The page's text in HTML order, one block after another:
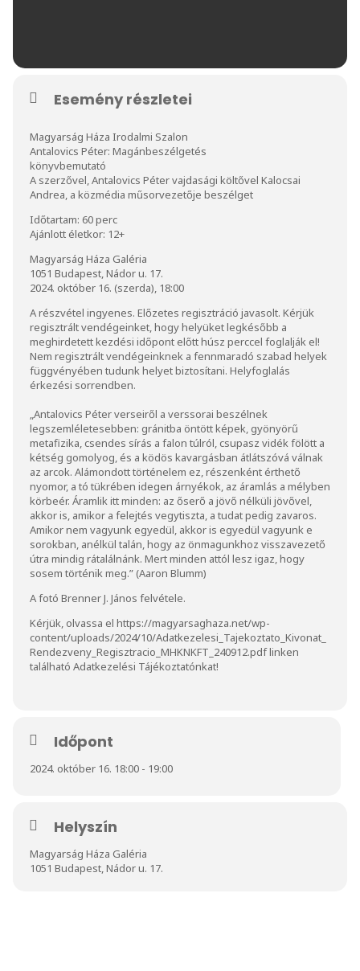
Esemény részletei
Magyarság Háza Irodalmi Szalon
Antalovics Péter: Magánbeszélgetés
könyvbemutató
A szerzővel, Antalovics Péter vajdasági költővel Kalocsai
Andrea, a közmédia műsorvezetője beszélget
Időtartam: 60 perc
Ajánlott életkor: 12+
Magyarság Háza Galéria
1051 Budapest, Nádor u. 17.
2024. október 16. (szerda), 18:00
A részvétel ingyenes. Előzetes regisztráció javasolt. Kérjük
regisztrált vendégeinket, hogy helyüket legkésőbb a
meghirdetett kezdési időpont előtt húsz perccel foglalják el!
Nem regisztrált vendégeinknek a fennmaradó szabad helyek
függvényében tudunk helyet biztosítani. Helyfoglalás
érkezési sorrendben.
„Antalovics Péter verseiről a verssorai beszélnek
legszemléletesebben: gránitba öntött képek, gyönyörű
metafizika, csendes sírás a falon túlról, csupasz vidék fölött a
kétség gomolyog, és a ködös kavargásban átlátszóvá válnak
az arcok. Alámondott történelem ez, részenként érthető
nyomor, a tó tükrében idegen árnyékok, az áramlás a mélyben
körbeér. Áramlik itt minden: az őserő a jövő nélküli jövővel,
akkor is, amikor a felejtés vegytiszta, a tudat pedig zavaros.
Amikor nem vagyunk egyedül, akkor is egyedül vagyunk e
sorokban, anélkül talán, hogy az önmagunkhoz visszavezető
útra mindig rátalálnánk. Mert minden attól lesz igaz, hogy
sosem történik meg.” (Aaron Blumm)
A fotó Brenner J. János felvétele.
Kérjük, olvassa el https://magyarsaghaza.net/wp-
content/uploads/2024/10/Adatkezelesi_Tajekoztato_Kivonat_
Rendezveny_Regisztracio_MHKNKFT_240912.pdflinken
található Adatkezelési Tájékoztatónkat!
Időpont
2024. október 16. 18:00 - 19:00
Helyszín
Magyarság Háza Galéria
1051 Budapest, Nádor u. 17.